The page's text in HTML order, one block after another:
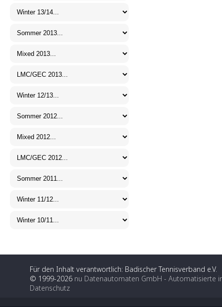
Für den Inhalt verantwortlich: Badischer Tennisverband e.V.
© 1999-2026 nu Datenautomaten GmbH - Automatisierte
Datenschutz